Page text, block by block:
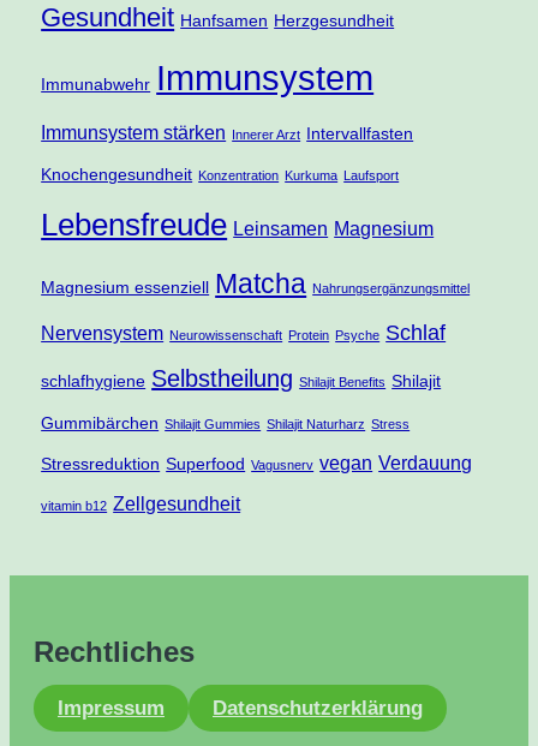
Gesundheit Hanfsamen Herzgesundheit
Immunabwehr Immunsystem
Immunsystem stärken Innerer Arzt Intervallfasten
Knochengesundheit Konzentration Kurkuma Laufsport
Lebensfreude Leinsamen Magnesium
Magnesium essenziell Matcha Nahrungsergänzungsmittel
Nervensystem Neurowissenschaft Protein Psyche Schlaf
schlafhygiene Selbstheilung Shilajit Benefits Shilajit
Gummibärchen Shilajit Gummies Shilajit Naturharz Stress
Stressreduktion Superfood Vagusnerv vegan Verdauung
vitamin b12 Zellgesundheit
Rechtliches
Impressum Datenschutzerklärung